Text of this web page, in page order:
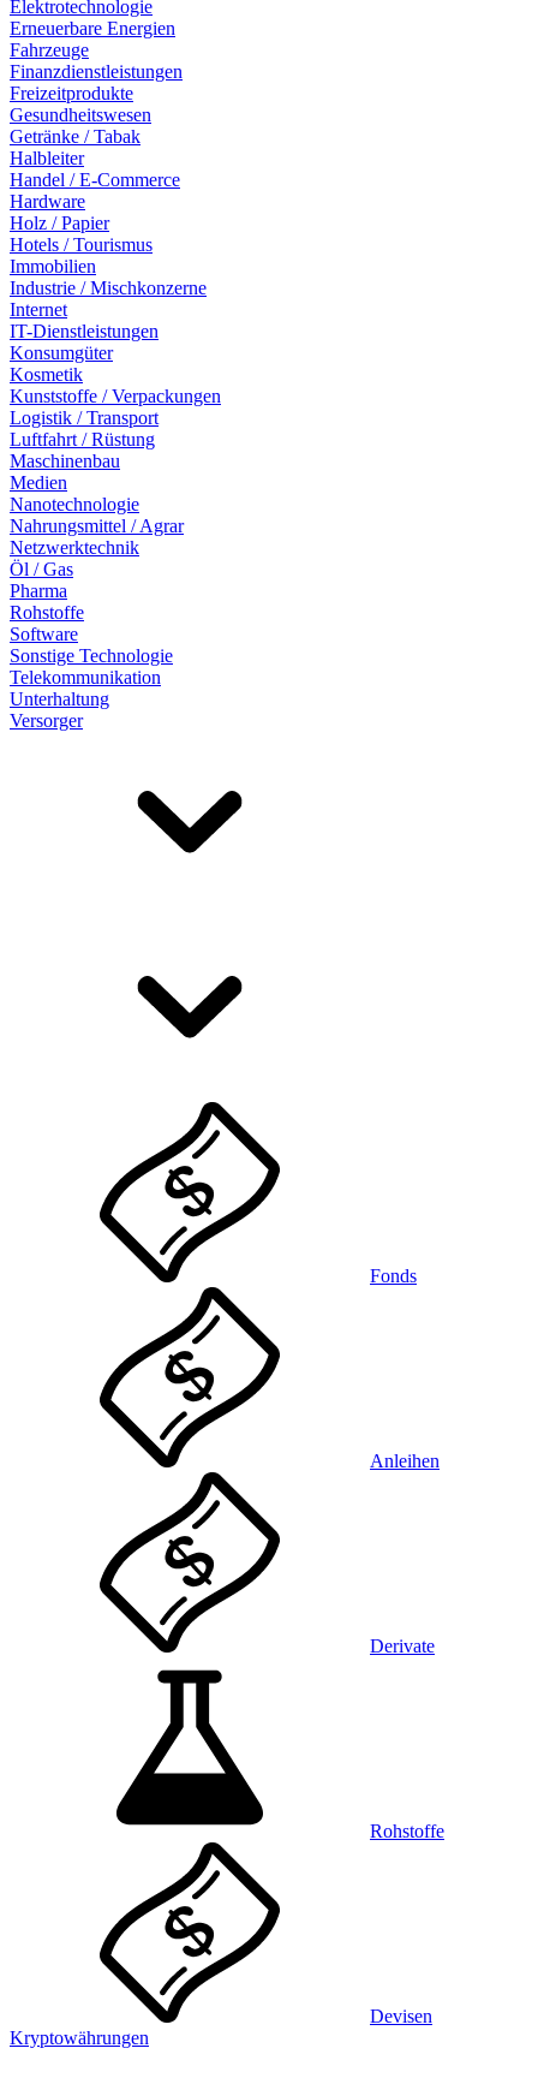
Elektrotechnologie
Erneuerbare Energien
Fahrzeuge
Finanzdienstleistungen
Freizeitprodukte
Gesundheitswesen
Getränke / Tabak
Halbleiter
Handel / E-Commerce
Hardware
Holz / Papier
Hotels / Tourismus
Immobilien
Industrie / Mischkonzerne
Internet
IT-Dienstleistungen
Konsumgüter
Kosmetik
Kunststoffe / Verpackungen
Logistik / Transport
Luftfahrt / Rüstung
Maschinenbau
Medien
Nanotechnologie
Nahrungsmittel / Agrar
Netzwerktechnik
Öl / Gas
Pharma
Rohstoffe
Software
Sonstige Technologie
Telekommunikation
Unterhaltung
Versorger
Fonds
Anleihen
Derivate
Rohstoffe
Devisen
Kryptowährungen